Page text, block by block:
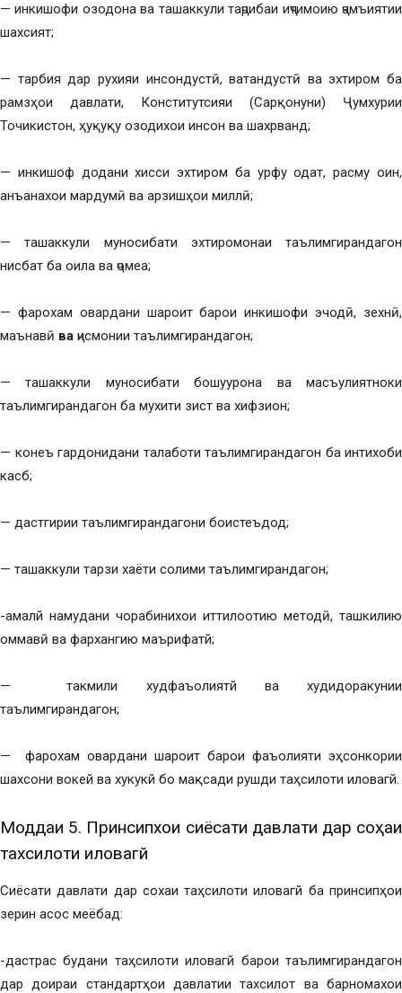
— инкишофи озодона ва ташаккули таҷрибаи иҷтимоию ҷамъиятии
шахсият;
— тарбия дар рухияи инсондустӣ, ватандустӣ ва эхтиром ба
рамзҳои давлати, Конститутсияи (Сарқонуни) Ҷумхурии
Точикистон, ҳуқуқу озодихои инсон ва шахрванд;
— инкишоф додани хисси эхтиром ба урфу одат, расму оин,
анъанахои мардумӣ ва арзишҳои миллӣ;
— ташаккули муносибати эхтиромонаи таълимгирандагон
нисбат ба оила ва ҷомеа;
— фарохам овардани шароит барои инкишофи эчодӣ, зехнӣ,
маънавӣ ва ҷисмонии таълимгирандагон;
— ташаккули муносибати бошуурона ва масъулиятноки
таълимгирандагон ба мухити зист ва хифзион;
— конеъ гардонидани талаботи таълимгирандагон ба интихоби
касб;
— дастгирии таълимгирандагони боистеъдод;
— ташаккули тарзи хаёти солими таълимгирандагон;
-амалй намудани чорабинихои иттилоотию методӣ, ташкилию
оммавӣ ва фархангию маърифатй;
— такмили худфаъолиятй ва худидоракунии
таълимгирандагон;
— фарохам овардани шароит барои фаъолияти эҳсонкории
шахсони вокей ва хукукй бо мақсади рушди таҳсилоти иловагй.
Моддаи 5. Принсипхои сиёсати давлати дар соҳаи
тахсилоти иловагй
Сиёсати давлати дар сохаи таҳсилоти иловагй ба принсипҳои
зерин асос меёбад:
-дастрас будани таҳсилоти иловагй барои таълимгирандагон
дар доираи стандартҳои давлатии тахсилот ва барномахои